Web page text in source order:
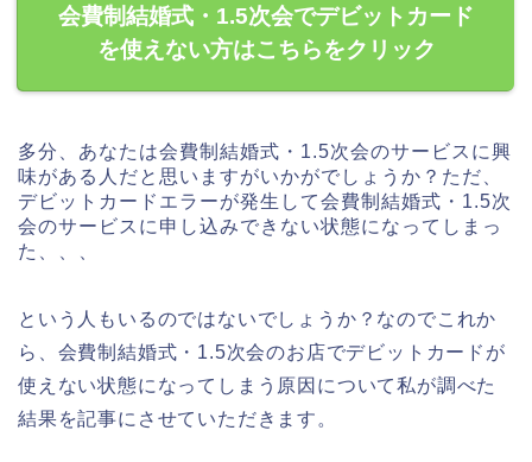
会費制結婚式・1.5次会でデビットカード
を使えない方はこちらをクリック
多分、あなたは会費制結婚式・1.5次会のサービスに興
味がある人だと思いますがいかがでしょうか？ただ、
デビットカードエラーが発生して会費制結婚式・1.5次
会のサービスに申し込みできない状態になってしまっ
た、、、
という人もいるのではないでしょうか？なのでこれか
ら、会費制結婚式・1.5次会のお店でデビットカードが
使えない状態になってしまう原因について私が調べた
結果を記事にさせていただきます。